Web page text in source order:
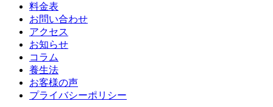
料金表
お問い合わせ
アクセス
お知らせ
コラム
養生法
お客様の声
プライバシーポリシー